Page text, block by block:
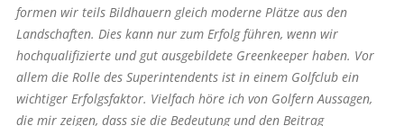
formen wir teils Bildhauern gleich moderne Plätze aus den
Landschaften. Dies kann nur zum Erfolg führen, wenn wir
hochqualifizierte und gut ausgebildete Greenkeeper haben. Vor
allem die Rolle des Superintendents ist in einem Golfclub ein
wichtiger Erfolgsfaktor. Vielfach höre ich von Golfern Aussagen,
die mir zeigen, dass sie die Bedeutung und den Beitrag